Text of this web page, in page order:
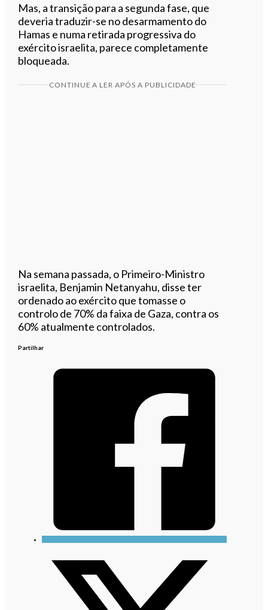
Mas, a transição para a segunda fase, que
deveria traduzir-se no desarmamento do
Hamas e numa retirada progressiva do
exército israelita, parece completamente
bloqueada.
CONTINUE A LER APÓS A PUBLICIDADE
Na semana passada, o Primeiro-Ministro
israelita, Benjamin Netanyahu, disse ter
ordenado ao exército que tomasse o
controlo de 70% da faixa de Gaza, contra os
60% atualmente controlados.
Partilhar